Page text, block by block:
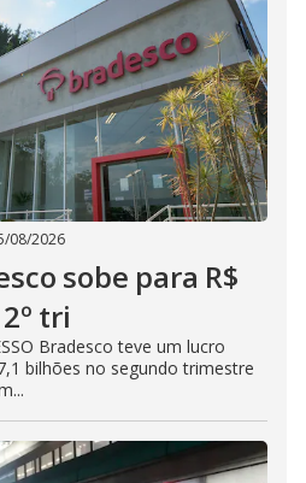
08/2026
sobe para R$
tri
Bradesco teve um lucro
bilhões no segundo trimestre